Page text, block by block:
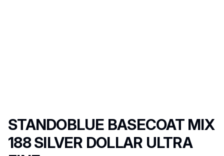
Productnaam
STANDOBLUE BASECOAT MIX
188 SILVER DOLLAR ULTRA